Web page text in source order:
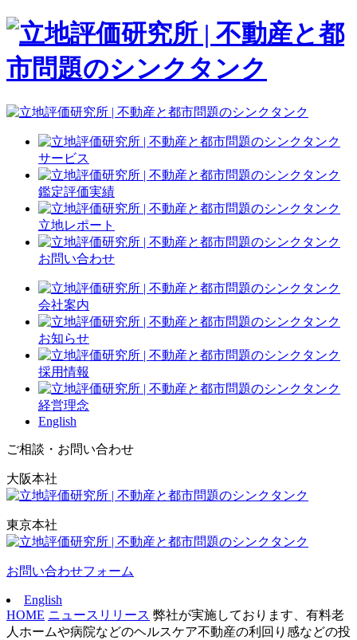
サービス
鑑定評価実績
立地レポート
お問い合わせ
会社案内
お知らせ
採用情報
経営理念
English
ご相談・お問い合わせ
大阪本社
東京本社
お問い合わせフォーム
English
HOME ニュースリリース 弊社が実施しております、有料老
人ホームや病院などのヘルスケア不動産の利回り感などの投